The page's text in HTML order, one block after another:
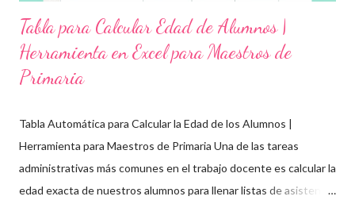
Tabla para Calcular Edad de Alumnos |
Herramienta en Excel para Maestros de
Primaria
Tabla Automática para Calcular la Edad de los Alumnos |
Herramienta para Maestros de Primaria Una de las tareas
administrativas más comunes en el trabajo docente es calcular la
edad exacta de nuestros alumnos para llenar listas de asistencia